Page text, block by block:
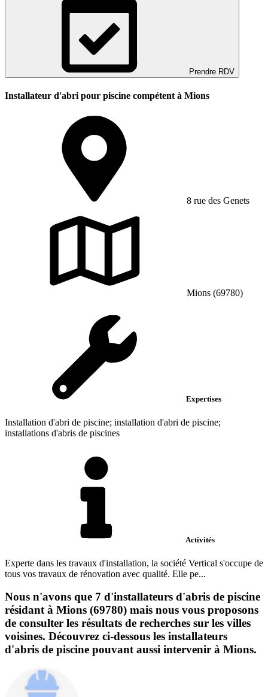
Prendre RDV
Installateur d'abri pour piscine compétent à Mions
8 rue des Genets
Mions (69780)
Expertises
Installation d'abri de piscine; installation d'abri de piscine;
installations d'abris de piscines
Activités
Experte dans les travaux d'installation, la société Vertical s'occupe de
tous vos travaux de rénovation avec qualité. Elle pe...
Nous n'avons que 7 d'installateurs d'abris de piscine
résidant à Mions (69780) mais nous vous proposons
de consulter les résultats de recherches sur les villes
voisines. Découvrez ci-dessous les installateurs
d'abris de piscine pouvant aussi intervenir à Mions.